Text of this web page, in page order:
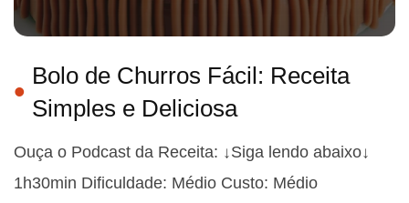
Bolo de Churros Fácil: Receita
Simples e Deliciosa
Ouça o Podcast da Receita: ↓Siga lendo abaixo↓
1h30min Dificuldade: Médio Custo: Médio